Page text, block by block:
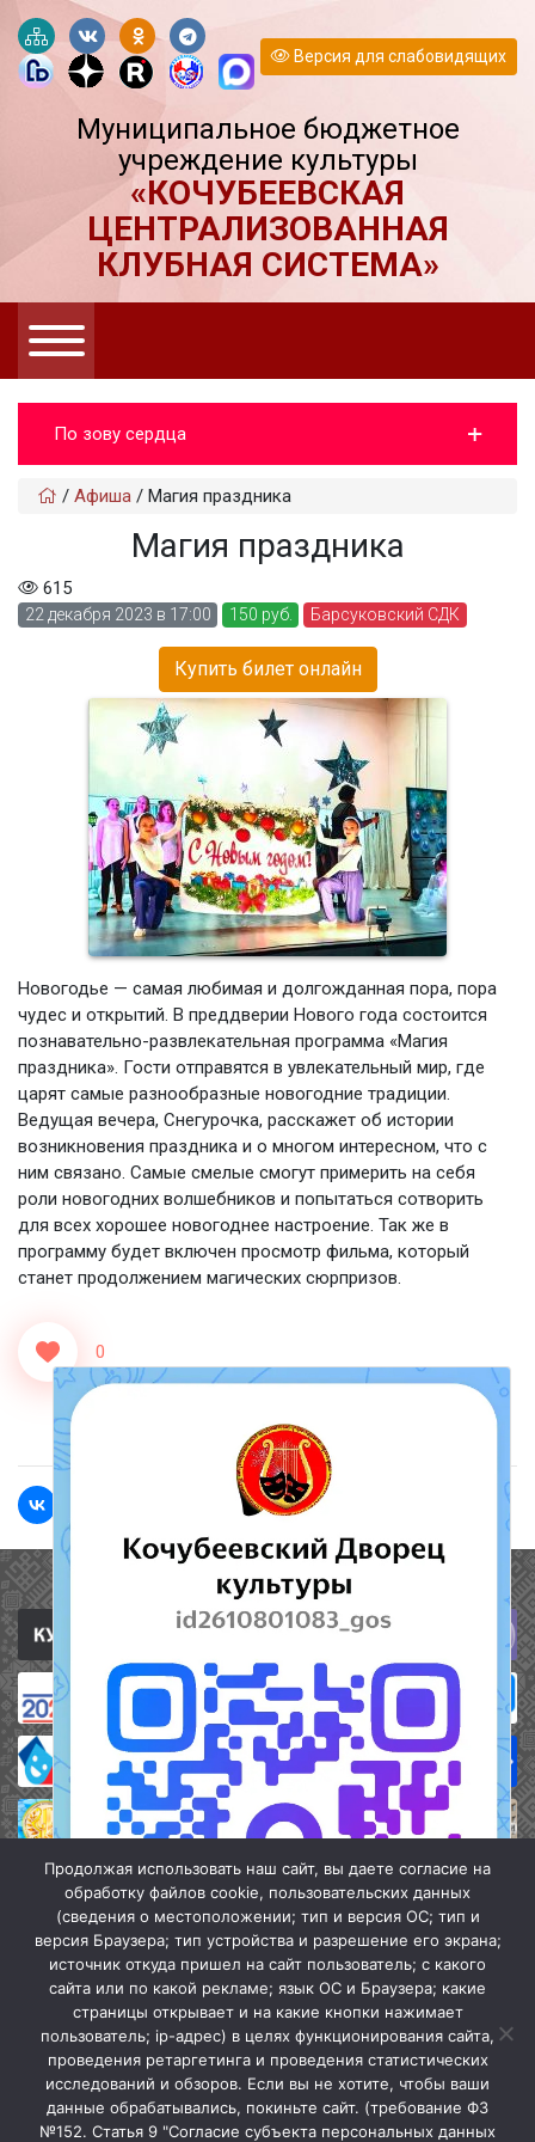
Версия для слабовидящих
Муниципальное бюджетное
учреждение культуры
«КОЧУБЕЕВСКАЯ
ЦЕНТРАЛИЗОВАННАЯ
КЛУБНАЯ СИСТЕМА»
Мы в МАХ
По зову сердца
/ Афиша / Магия праздника
Магия праздника
615
22 декабря 2023 в 17:00 150 руб. Барсуковский СДК
Купить билет онлайн
Новогодье — самая любимая и долгожданная пора, пора
чудес и открытий. В преддверии Нового года состоится
познавательно-развлекательная программа «Магия
праздника». Гости отправятся в увлекательный мир, где
царят самые разнообразные новогодние традиции.
Ведущая вечера, Снегурочка, расскажет об истории
возникновения праздника и о многом интересном, что с
ним связано. Самые смелые смогут примерить на себя
роли новогодних волшебников и попытаться сотворить
для всех хорошее новогоднее настроение. Так же в
программу будет включен просмотр фильма, который
станет продолжением магических сюрпризов.
0
Полезные ссылки
«Кочубеевская централизованная клубная система» © 2026
Продолжая использовать наш сайт, вы даете согласие на
обработку файлов cookie, пользовательских данных
(сведения о местоположении; тип и версия ОС; тип и
версия Браузера; тип устройства и разрешение его экрана;
источник откуда пришел на сайт пользователь; с какого
сайта или по какой рекламе; язык ОС и Браузера; какие
страницы открывает и на какие кнопки нажимает
пользователь; ip-адрес) в целях функционирования сайта,
проведения ретаргетинга и проведения статистических
исследований и обзоров. Если вы не хотите, чтобы ваши
данные обрабатывались, покиньте сайт. (требование ФЗ
№152. Статья 9 "Согласие субъекта персональных данных